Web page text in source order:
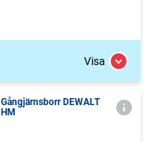
Visa
Gångjärnsborr DEWALT
HM